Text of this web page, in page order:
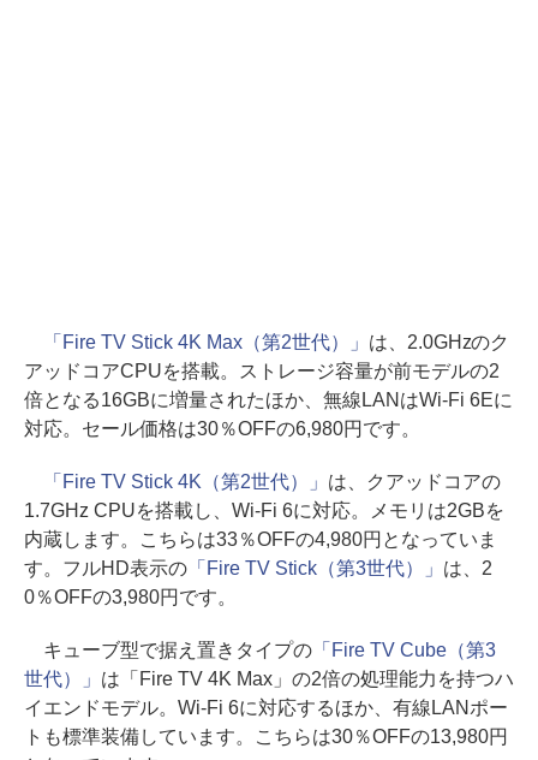
「Fire TV Stick 4K Max（第2世代）」 は、2.0GHzのク
アッドコアCPUを搭載。ストレージ容量が前モデルの2
倍となる16GBに増量されたほか、無線LANはWi-Fi 6Eに
対応。セール価格は30％OFFの6,980円です。
「Fire TV Stick 4K（第2世代）」 は、クアッドコアの
1.7GHz CPUを搭載し、Wi-Fi 6に対応。メモリは2GBを
内蔵します。こちらは33％OFFの4,980円となっていま
す。フルHD表示の「Fire TV Stick（第3世代）」 は、2
0％OFFの3,980円です。
キューブ型で据え置きタイプの「Fire TV Cube（第3
世代）」 は「Fire TV 4K Max」の2倍の処理能力を持つハ
イエンドモデル。Wi-Fi 6に対応するほか、有線LANポー
トも標準装備しています。こちらは30％OFFの13,980円